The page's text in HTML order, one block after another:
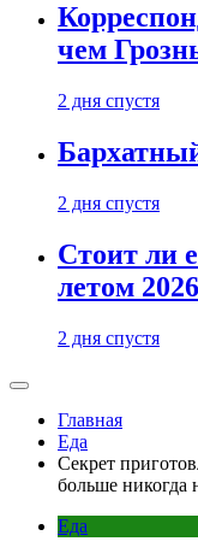
чем
2 дня спустя
2 дня спустя
Стоит ли
летом
2 дня спустя
Главная
Еда
Секрет
больше никогда
Еда